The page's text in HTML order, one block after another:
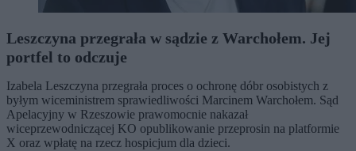
Leszczyna przegrała w sądzie z Warchołem. Jej
portfel to odczuje
Izabela Leszczyna przegrała proces o ochronę dóbr osobistych z
byłym wiceministrem sprawiedliwości Marcinem Warchołem. Sąd
Apelacyjny w Rzeszowie prawomocnie nakazał
wiceprzewodniczącej KO opublikowanie przeprosin na platformie
X oraz wpłatę na rzecz hospicjum dla dzieci.